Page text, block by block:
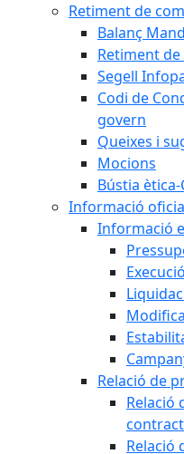
Retiment de
Balanç
Retiment
Segell
Codi de
govern
Queixes i
Mocions
Bústia
Informació
Informació
Relació de
Relació
Relació